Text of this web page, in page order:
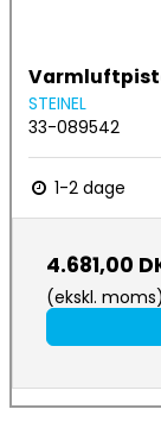
STEINEL
33-089542
1-2 dage
4.681,00
(ekskl. moms)